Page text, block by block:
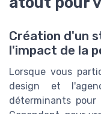
Création d'un
l'impact de la
Lorsque vous
design et
déterminants